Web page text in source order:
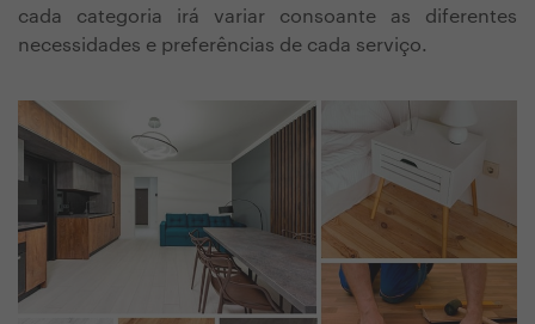
cada categoria irá variar consoante as diferentes
necessidades e preferências de cada serviço.